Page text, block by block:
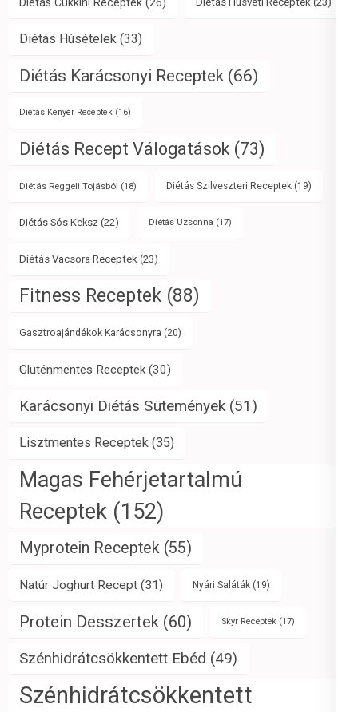
Diétás Húsételek (33)
Diétás Karácsonyi Receptek (66)
Diétás Kenyér Receptek (16)
Diétás Recept Válogatások (73)
Diétás Reggeli Tojásból (18) Diétás Szilveszteri Receptek (19)
Diétás Sós Keksz (22) Diétás Uzsonna (17)
Diétás Vacsora Receptek (23)
Fitness Receptek (88)
Gasztroajándékok Karácsonyra (20)
Gluténmentes Receptek (30)
Karácsonyi Diétás Sütemények (51)
Lisztmentes Receptek (35)
Magas Fehérjetartalmú
Receptek (152)
Myprotein Receptek (55)
Natúr Joghurt Recept (31) Nyári Saláták (19)
Protein Desszertek (60) Skyr Receptek (17)
Szénhidrátcsökkentett Ebéd (49)
Szénhidrátcsökkentett